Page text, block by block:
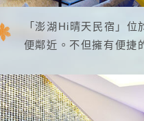
「澎湖Hi晴天民宿」
便鄰近。不但擁有便